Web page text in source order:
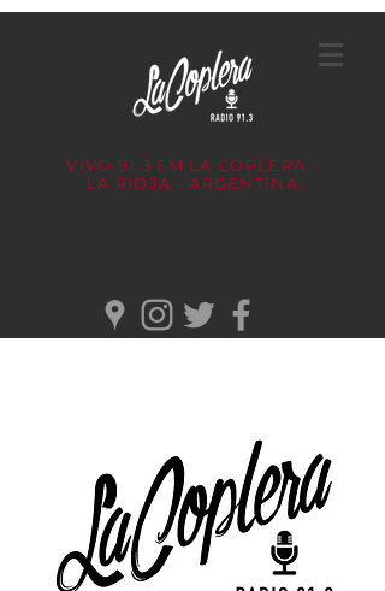
VIVO 91.3 FM LA COPLERA -
LA RIOJA - ARGENTINA